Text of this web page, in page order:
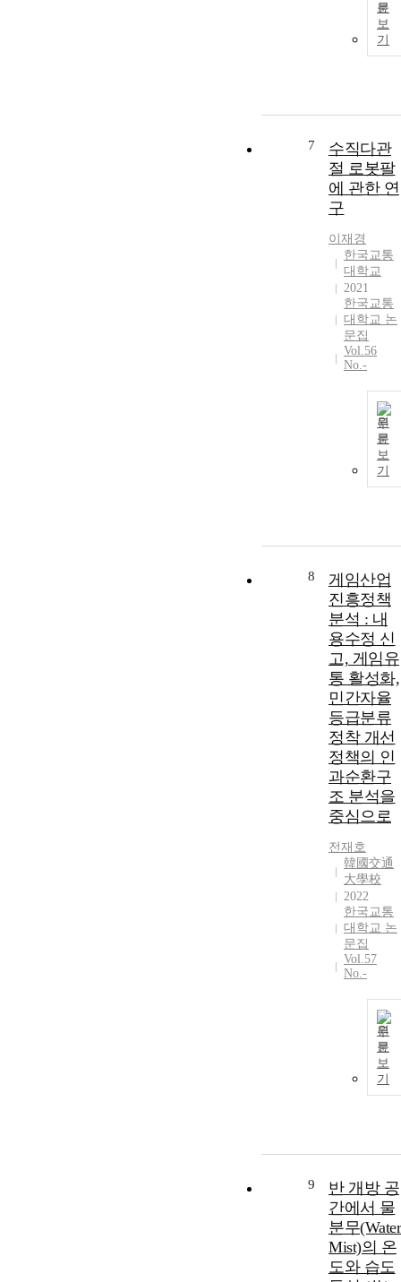
문
보
기
7
수직다관
절 로봇팔
에 관한 연
구
이재경
한국교통
대학교
2021
한국교통
대학교 논
문집
Vol.56
No.-
원
문
보
기
8
게임산업
진흥정책
분석 : 내
용수정 신
고, 게임유
통 활성화,
민간자율
등급분류
정착 개선
정책의 인
과순환구
조 분석을
중심으로
전재호
韓國交通
大學校
2022
한국교통
대학교 논
문집
Vol.57
No.-
원
문
보
기
9
반 개방 공
간에서 물
분무(Water
Mist)의 온
도와 습도